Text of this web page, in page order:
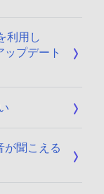
利用し
プデート
が聞こえる